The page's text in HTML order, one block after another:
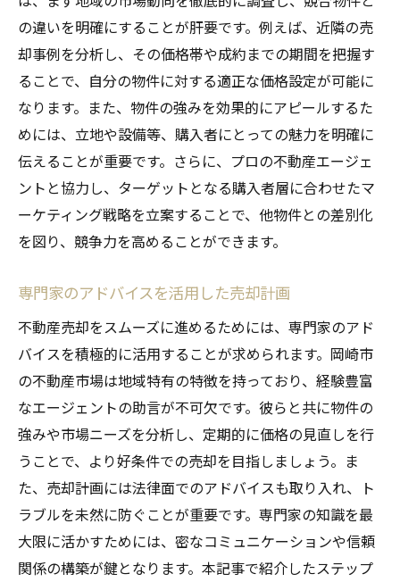
の違いを明確にすることが肝要です。例えば、近隣の売
却事例を分析し、その価格帯や成約までの期間を把握す
ることで、自分の物件に対する適正な価格設定が可能に
なります。また、物件の強みを効果的にアピールするた
めには、立地や設備等、購入者にとっての魅力を明確に
伝えることが重要です。さらに、プロの不動産エージェ
ントと協力し、ターゲットとなる購入者層に合わせたマ
ーケティング戦略を立案することで、他物件との差別化
を図り、競争力を高めることができます。
専門家のアドバイスを活用した売却計画
不動産売却をスムーズに進めるためには、専門家のアド
バイスを積極的に活用することが求められます。岡崎市
の不動産市場は地域特有の特徴を持っており、経験豊富
なエージェントの助言が不可欠です。彼らと共に物件の
強みや市場ニーズを分析し、定期的に価格の見直しを行
うことで、より好条件での売却を目指しましょう。ま
た、売却計画には法律面でのアドバイスも取り入れ、ト
ラブルを未然に防ぐことが重要です。専門家の知識を最
大限に活かすためには、密なコミュニケーションや信頼
関係の構築が鍵となります。本記事で紹介したステップ